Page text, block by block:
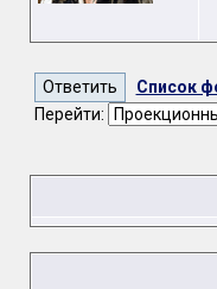
Список
Перейти: